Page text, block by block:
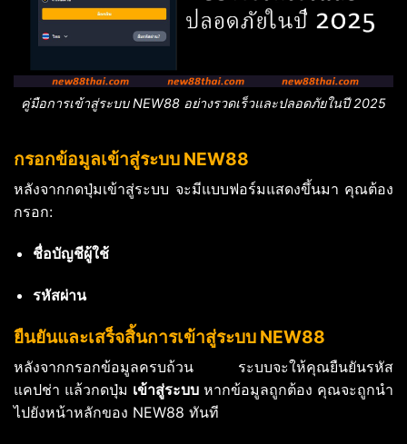
คู่มือการเข้าสู่ระบบ NEW88 อย่างรวดเร็วและปลอดภัยในปี 2025
กรอกข้อมูลเข้าสู่ระบบ NEW88
หลังจากกดปุ่มเข้าสู่ระบบ จะมีแบบฟอร์มแสดงขึ้นมา คุณต้อง
กรอก:
ชื่อบัญชีผู้ใช้
รหัสผ่าน
ยืนยันและเสร็จสิ้นการเข้าสู่ระบบ NEW88
หลังจากกรอกข้อมูลครบถ้วน ระบบจะให้คุณยืนยันรหัส
แคปช่า แล้วกดปุ่ม เข้าสู่ระบบ หากข้อมูลถูกต้อง คุณจะถูกนำ
ไปยังหน้าหลักของ NEW88 ทันที